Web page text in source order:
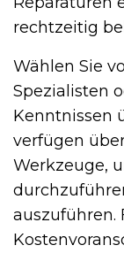
rechtzeitig
Wählen Sie
Spezialisten
Kenntnissen
verfügen
Werkzeuge,
auszuführen.